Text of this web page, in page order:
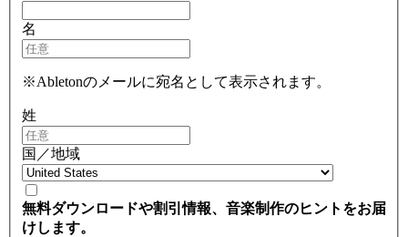
名
※Abletonのメールに宛名として表示されます。
姓
国／地域
無料ダウンロードや割引情報、音楽制作のヒントをお届
けします。